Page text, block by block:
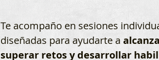
Te acompaño en sesiones
diseñadas para ayudarte a
superar retos y desarrollar